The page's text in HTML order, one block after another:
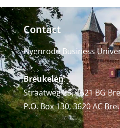
Contact
Nyenrode Business
Breukelen:
Straatweg 25, 3621 BG
P.O. Box 130, 3620 AC